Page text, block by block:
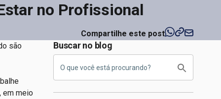
no Profissional
Compartilhe este post
são
em meio
Buscar no blog